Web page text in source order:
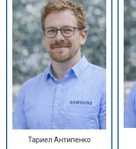
Тариел Антипенко